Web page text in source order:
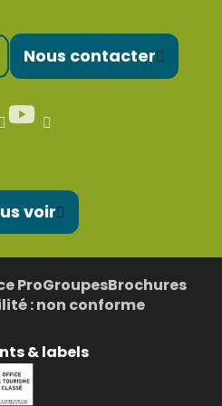
Nous contacter
voir
ProGroupesBrochures
: non conforme
& labels